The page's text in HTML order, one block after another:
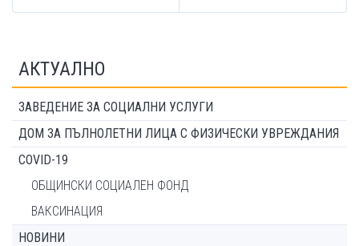
АКТУАЛНО
ЗАВЕДЕНИЕ ЗА СОЦИАЛНИ УСЛУГИ
ДОМ ЗА ПЪЛНОЛЕТНИ ЛИЦА С ФИЗИЧЕСКИ УВРЕЖДАНИЯ
COVID-19
ОБЩИНСКИ СОЦИАЛЕН ФОНД
ВАКСИНАЦИЯ
НОВИНИ